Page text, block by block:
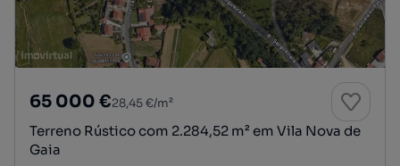
65 000 €28,45 €/m²
Terreno Rústico com 2.284,52 m² em Vila Nova de
Gaia